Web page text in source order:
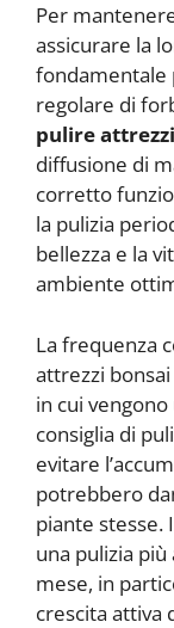
Per
assicurare la
fondamentale
regolare di
pulire
diffusione di
corretto
la pulizia
bellezza e la
ambiente
La frequenza
attrezzi
in cui
consiglia di
evitare
potrebbero
piante stesse.
una pulizia
mese, in
crescita attiva